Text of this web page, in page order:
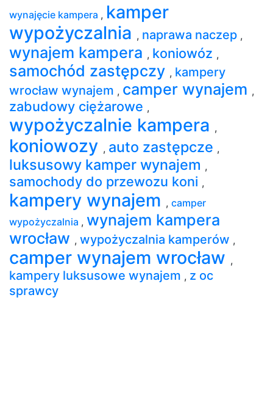
wynajęcie kampera , kamper
wypożyczalnia , naprawa naczep ,
wynajem kampera , koniowóz ,
samochód zastępczy , kampery
wrocław wynajem , camper wynajem ,
zabudowy ciężarowe ,
wypożyczalnie kampera ,
koniowozy , auto zastępcze ,
luksusowy kamper wynajem ,
samochody do przewozu koni ,
kampery wynajem , camper
wypożyczalnia , wynajem kampera
wrocław , wypożyczalnia kamperów ,
camper wynajem wrocław ,
kampery luksusowe wynajem , z oc
sprawcy